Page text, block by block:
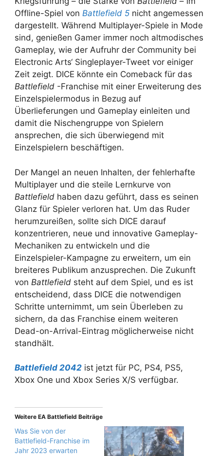
Offline-Spiel von Battlefield 5 nicht angemessen
dargestellt. Während Multiplayer-Spiele in Mode
sind, genießen Gamer immer noch altmodisches
Gameplay, wie der Aufruhr der Community bei
Electronic Arts‘ Singleplayer-Tweet vor einiger
Zeit zeigt. DICE könnte ein Comeback für das
Battlefield -Franchise mit einer Erweiterung des
Einzelspielermodus in Bezug auf
Überlieferungen und Gameplay einleiten und
damit die Nischengruppe von Spielern
ansprechen, die sich überwiegend mit
Einzelspielern beschäftigen.
Der Mangel an neuen Inhalten, der fehlerhafte
Multiplayer und die steile Lernkurve von
Battlefield haben dazu geführt, dass es seinen
Glanz für Spieler verloren hat. Um das Ruder
herumzureißen, sollte sich DICE darauf
konzentrieren, neue und innovative Gameplay-
Mechaniken zu entwickeln und die
Einzelspieler-Kampagne zu erweitern, um ein
breiteres Publikum anzusprechen. Die Zukunft
von Battlefield steht auf dem Spiel, und es ist
entscheidend, dass DICE die notwendigen
Schritte unternimmt, um sein Überleben zu
sichern, da das Franchise einem weiteren
Dead-on-Arrival-Eintrag möglicherweise nicht
standhält.
Battlefield 2042 ist jetzt für PC, PS4, PS5,
Xbox One und Xbox Series X/S verfügbar.
Weitere EA Battlefield Beiträge
Was Sie von der
Battlefield-Franchise im
Jahr 2023 erwarten